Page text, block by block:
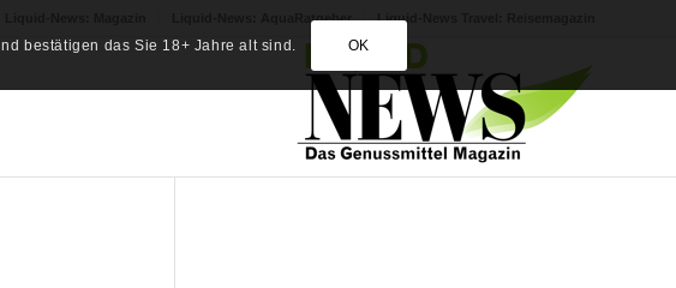
Liquid-News: AquaRatgeber Liquid-News Travel: Reisemagazin
bestätigen das Sie 18+ Jahre alt sind. OK